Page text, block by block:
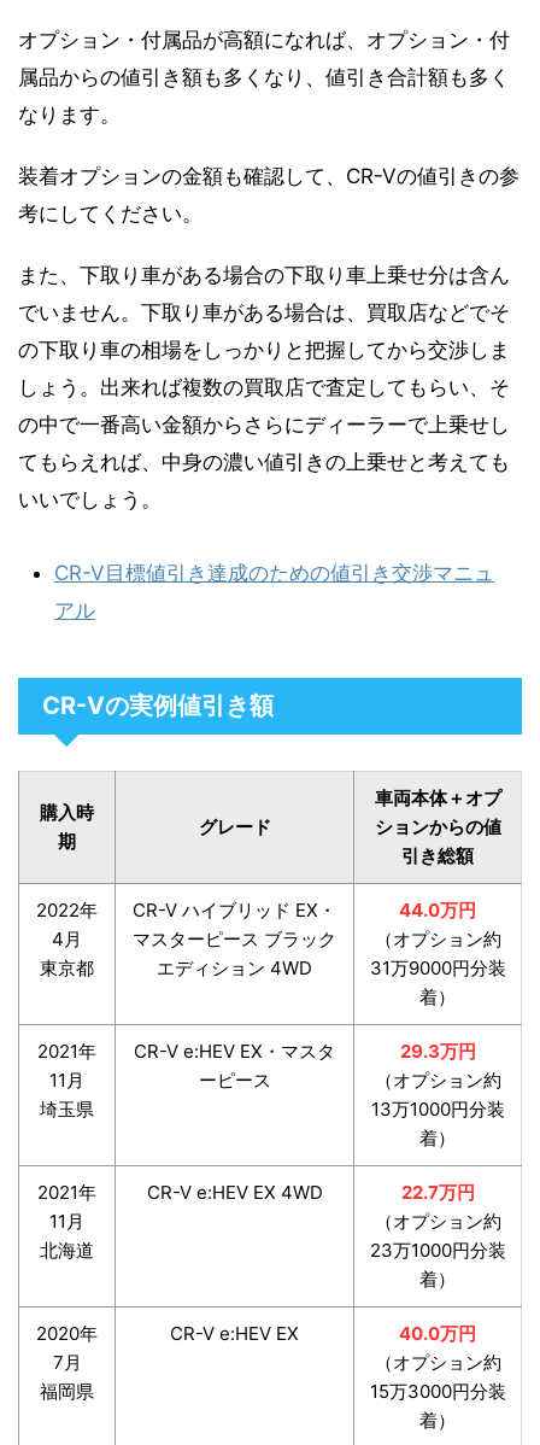
オプション・付属品が高額になれば、オプション・付
属品からの値引き額も多くなり、値引き合計額も多く
なります。
装着オプションの金額も確認して、CR-Vの値引きの参
考にしてください。
また、下取り車がある場合の下取り車上乗せ分は含ん
でいません。下取り車がある場合は、買取店などでそ
の下取り車の相場をしっかりと把握してから交渉しま
しょう。出来れば複数の買取店で査定してもらい、そ
の中で一番高い金額からさらにディーラーで上乗せし
てもらえれば、中身の濃い値引きの上乗せと考えても
いいでしょう。
CR-V目標値引き達成のための値引き交渉マニュ
アル
CR-Vの実例値引き額
購入時
期
グレード
車両本体＋オプ
ションからの値
引き総額
2022年
4月
東京都
CR-V ハイブリッド EX・
マスターピース ブラック
エディション 4WD
44.0万円
（オプション約
31万9000円分装
着）
2021年
11月
埼玉県
CR-V e:HEV EX・マスタ
ーピース
29.3万円
（オプション約
13万1000円分装
着）
2021年
11月
北海道
CR-V e:HEV EX 4WD
22.7万円
（オプション約
23万1000円分装
着）
2020年
7月
福岡県
CR-V e:HEV EX
40.0万円
（オプション約
15万3000円分装
着）